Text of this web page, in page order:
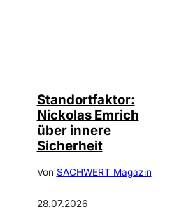
Standortfaktor:
Nickolas Emrich
über innere
Sicherheit
Von SACHWERT Magazin
28.07.2026